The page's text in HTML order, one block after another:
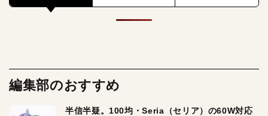
編集部のおすすめ
半信半疑。100均・Seria（セリア）の60W対応